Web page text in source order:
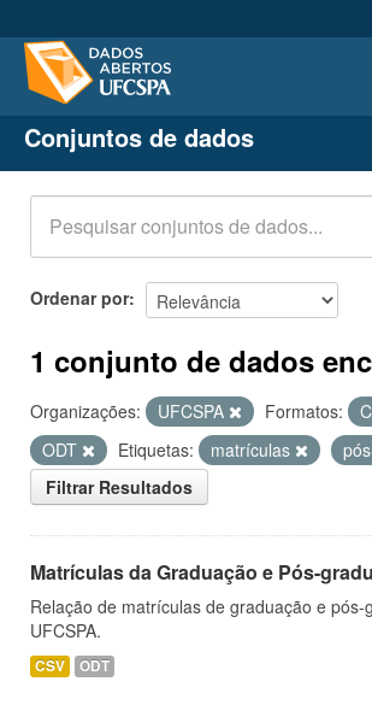
Conjuntos de dados
Organizações
Grupos
Sobre
Conjuntos de dados
Ordenar por
1 conjunto de dados
Organizações: UFCSPA Formatos:
ODT
Etiquetas: matrículas
Filtrar Resultados
Matrículas da Graduação e Pós-
Relação de matrículas de graduação e pós-
UFCSPA.
CSV ODT